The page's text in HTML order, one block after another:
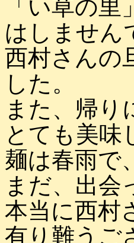
「い草の
はしません
西村さんの
した。
また、帰り
とても美味
麺は春雨で
まだ、出会
本当に西村
有り難うご